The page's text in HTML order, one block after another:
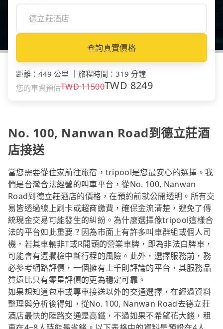
查詢真實價格
距離 ： 449 公里 旅程時間 ： 319 分鐘
您的車資預估TWD11500TWD 8249
No. 100, Nanwan Road到德立莊酒
店接送
當您需要從住家前往旅宿，tripool是您最安心的選擇。我
們是台灣合法經營的叫車平台，從No. 100, Nanwan
Road到德立莊酒店的價格，在預約前就公開透明。所有交
易皆透過線上刷卡或超商繳費，確保金流清楚，避免了傳
統現金交易可能發生的糾紛。為什麼選擇像tripool這樣合
法的平台如此重要？因為市面上有許多叫車群組或個人司
機，若其車輛非T或R開頭的營業車牌，即為非法白牌車，
可能會有遭攔檢中斷行程的風險。此外，選擇服務前，務
必參考網路評價，一個擁有上千則評論的平台，其服務品
質遠比只有零星評價的更為穩定可靠。
如果想知道包車或專車接送以外的交通選擇，在經過資料
整理與分析後得知，從No. 100, Nanwan Road去德立莊
酒店最快的陸路交通是高鐵，不過如果不希望花大錢，租